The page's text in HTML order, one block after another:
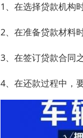
1、在选择贷款机构
2、在准备贷款材料
3、在签订贷款合同
4、在还款过程中，